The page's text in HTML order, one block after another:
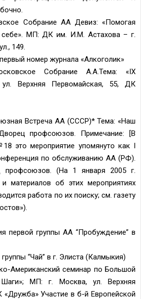
Собрание АА Девиз: «Помогая
МП: ДК им. И.М. Астахова – г.
149.
номер журнала «Алкоголик»
Собрание А.А.Тема: «IX
ул. Верхняя Первомайская, 55, ДК
Встреча АА (СССР)* Тема: «Наш
профсоюзов. Примечание: [В
это мероприятие упомянуто как I
по обслуживанию АА (РФ).
(На 1 января 2005 г.
материалов об этих мероприятиях
работа по их поиску; см. газету
первой группы АА “Пробуждение” в
“Чай” в г. Элиста (Калмыкия)
Американский семинар по Большой
МП: г. Москва, ул. Верхняя
Участие в б-й Европейской